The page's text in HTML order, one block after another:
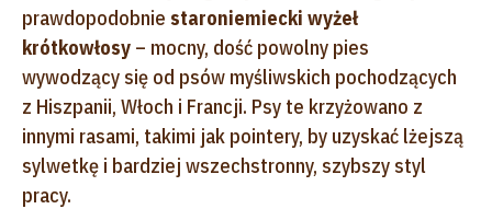
prawdopodobnie staroniemiecki wyżeł
krótkowłosy – mocny, dość powolny pies
wywodzący się od psów myśliwskich pochodzących
z Hiszpanii, Włoch i Francji. Psy te krzyżowano z
innymi rasami, takimi jak pointery, by uzyskać lżejszą
sylwetkę i bardziej wszechstronny, szybszy styl
pracy.